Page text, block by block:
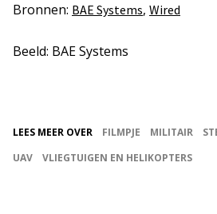
Bronnen: BAE Systems, Wired
Beeld: BAE Systems
LEES MEER OVER FILMPJE MILITAIR
UAV
VLIEGTUIGEN EN HELIKOPTERS